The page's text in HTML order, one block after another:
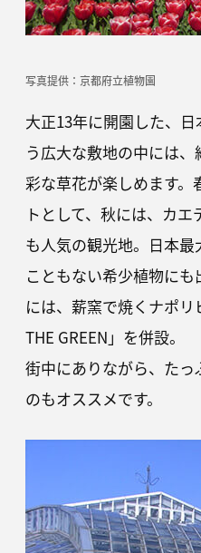
写真提供：京都府立植物園
大正13年に開園した、
う広大な敷地の中には
彩な草花が楽しめます。
トとして、秋には、カ
も人気の観光地。日本
こともない希少植物に
には、薪窯で焼くナポ
THE GREEN」を併設。
街中にありながら、た
のもオススメです。